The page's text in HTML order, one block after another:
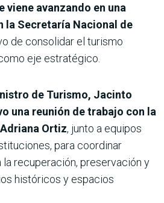
viene avanzando en una
la Secretaría Nacional de
de consolidar el turismo
eje estratégico.
de Turismo, Jacinto
una reunión de trabajo con la
Ortiz, junto a equipos
para coordinar
recuperación, preservación y
históricos y espacios